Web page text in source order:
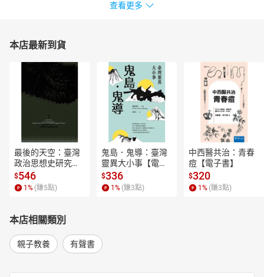
查看更多
本店最新到貨
最後的天空：臺灣
政治思想史研究
【電子書】
$546
1 % (賺5點)
鬼島．鬼導：臺灣
靈異大小事【電子
書】
$336
1 % (賺3點)
中西醫共治：青春
痘【電子書】
$320
1 % (賺3點)
本店相關類別
親子教養 有聲書